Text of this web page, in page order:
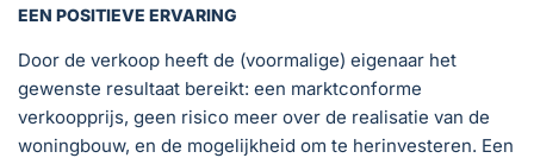
EEN POSITIEVE ERVARING
Door de verkoop heeft de (voormalige) eigenaar het
gewenste resultaat bereikt: een marktconforme
verkoopprijs, geen risico meer over de realisatie van de
woningbouw, en de mogelijkheid om te herinvesteren. Een